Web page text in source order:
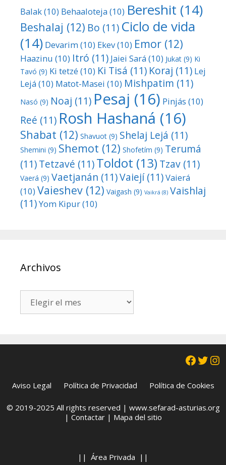
Balak(10) Behaaloteja(10) Bereshit (14)
Beshalaj (12) Bo (11) Ciclo de vida
(14) Devarim(10) Ekev(10) Emor (12)
Haazinu (10) Itró (11) Jaiei Sará(10) Jukat (9) Ki
Tavó (9) Ki tetzé(10) Ki Tisá (11) Koraj (11) Lej
Lejá(10) Matot-Masei (10) Mishpatim (11)
Nasó (9) Noaj (11) Pesaj (16) Pinjás (10)
Reé (11) Rosh Hashaná (16)
Shabat (12) Shavuot (9) Shelaj Lejá (11)
Shemini (9) Shemot (12) Shofetím (9) Terumá
(11)Tetzavé (11)Toldot (13) Tzav (11)
Vaerá (9) Vaetjanán (11)Vaiejí(11)Vaierá
(10) Vaieshev (12) Vaigash (9) Vaikrá (8) Vaishlaj
(11)Yom Kipur(10)
Archivos
Aviso Legal Política de Privacidad Política de Cookies
© 2019-2025 All rights reserved | www.sefarad-asturias.org
| Contactar| Mapa del sitio
|| Área Privada ||